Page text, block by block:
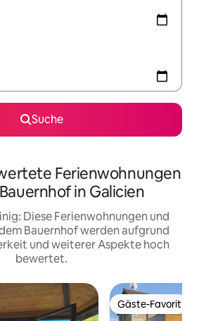
Suche
Ferienwohnungen
in Galicien
Diese Ferienwohnungen und
Bauernhof werden aufgrund
und weiterer Aspekte hoch
bewertet.
Gäste-Favorit
Gäste-Favorit